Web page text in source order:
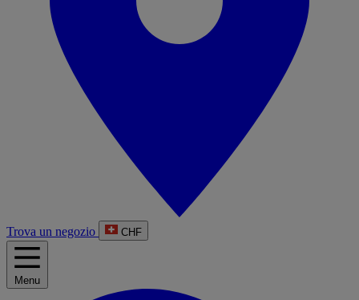
Trova un negozio CHF
Menu